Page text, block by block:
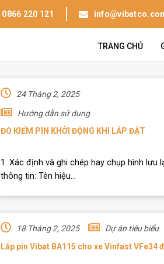
0866 220 121
TRANG CHỦ
24 Tháng 2, 2025
Hướng dẫn sử dụng
ĐO KIỂM PIN KHỞI ĐỘNG KHI LẮP ĐẶT
1. Xác định và ghi chép hay chụp hình lưu
thông tin: Tên hiệu...
18 Tháng 2, 2025
Dự án tiêu biểu
Lắp pin Vibat BA115 cho xe Vinfast VFe34